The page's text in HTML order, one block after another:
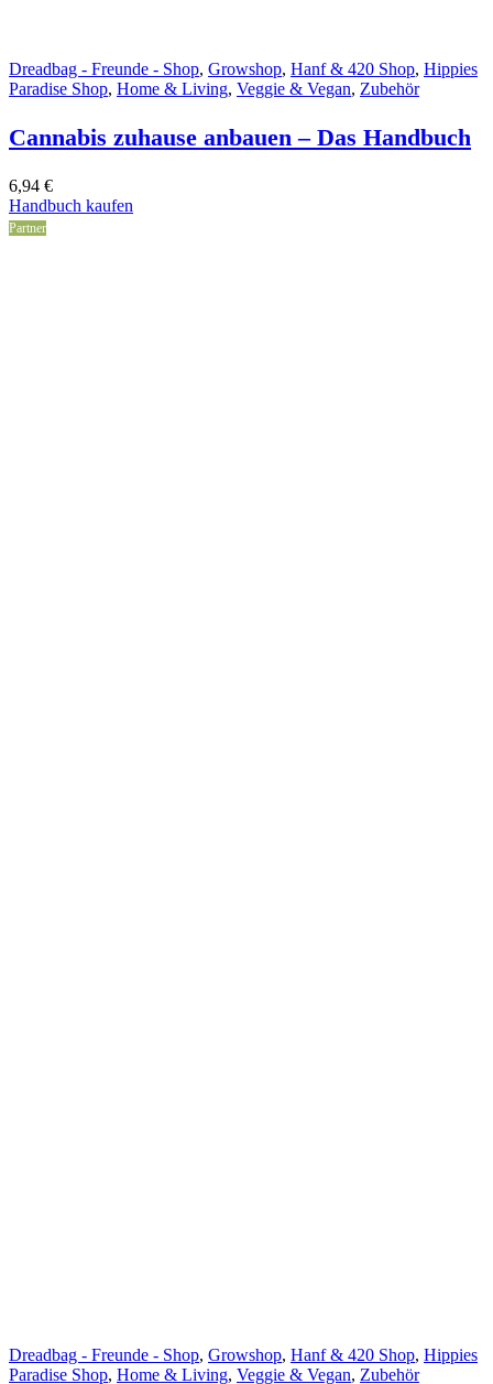
Dreadbag - Freunde - Shop, Growshop, Hanf & 420 Shop, Hippies
Paradise Shop, Home & Living, Veggie & Vegan, Zubehör
Cannabis zuhause anbauen – Das Handbuch
6,94 €
Handbuch kaufen
Partner
Dreadbag - Freunde - Shop, Growshop, Hanf & 420 Shop, Hippies
Paradise Shop, Home & Living, Veggie & Vegan, Zubehör